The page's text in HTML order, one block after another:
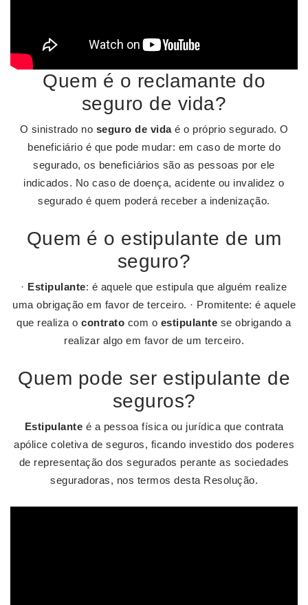
Quem é o reclamante do
seguro de vida?
O sinistrado no seguro de vidaé o próprio segurado. O
beneficiário é que pode mudar: em caso de morte do
segurado, os beneficiários são as pessoas por ele
indicados. No caso de doença, acidente ou invalidez o
segurado é quem poderá receber a indenização.
Quem é o estipulante de um
seguro?
· Estipulante: é aquele que estipula que alguém realize
uma obrigação em favor de terceiro. · Promitente: é aquele
que realiza ocontrato com o estipulante se obrigando a
realizar algo em favor de um terceiro.
Quem pode ser estipulante de
seguros?
Estipulante é a pessoa física ou jurídica que contrata
apólice coletiva de seguros, ficando investido dos poderes
de representação dos segurados perante as sociedades
seguradoras, nos termos desta Resolução.